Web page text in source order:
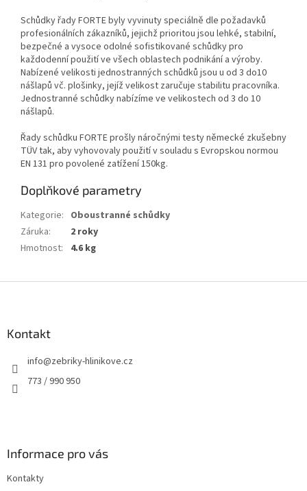
Schůdky řady FORTE byly vyvinuty speciálně dle požadavků
profesionálních zákazníků, jejichž prioritou jsou lehké, stabilní,
bezpečné a vysoce odolné sofistikované schůdky pro
každodenní použití ve všech oblastech podnikání a výroby.
Nabízené velikosti jednostranných schůdků jsou u od 3 do10
nášlapů vč. plošinky, jejíž velikost zaručuje stabilitu pracovníka.
Jednostranné schůdky nabízíme ve velikostech od 3 do 10
nášlapů.
Řady schůdku FORTE prošly náročnými testy německé zkušebny
TÜV tak, aby vyhovovaly použití v souladu s Evropskou normou
EN 131 pro povolené zatížení 150kg.
Doplňkové parametry
Kategorie: Oboustranné schůdky
Záruka:
2 roky
Hmotnost: 4.6 kg
Kontakt
info@zebriky-hlinikove.cz
773 / 990 950
Informace pro vás
Kontakty